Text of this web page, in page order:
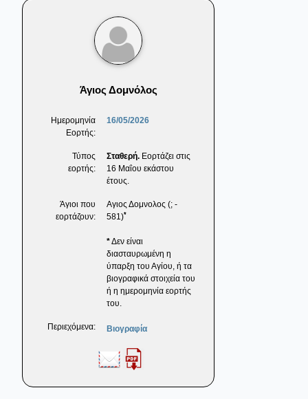
Άγιος Δομνόλος
Ημερομηνία
Εορτής:
16/05/2026
Τύπος
εορτής:
Σταθερή. Εορτάζει στις
16 Μαΐου εκάστου
έτους.
Άγιοι που
εορτάζουν:
Αγιος Δομνολος (; -
581)*
*Δεν είναι
διασταυρωμένη η
ύπαρξη του Αγίου, ή τα
βιογραφικά στοιχεία του
ή η ημερομηνία εορτής
του.
Περιεχόμενα: Βιογραφία